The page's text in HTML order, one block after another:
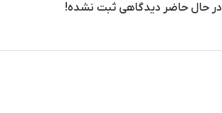
در حال حاضر دیدگاهی ثبت نشده!